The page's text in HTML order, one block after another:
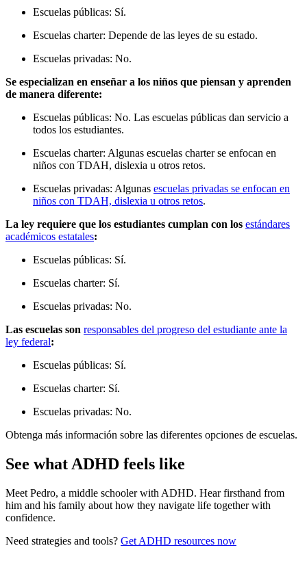
Escuelas públicas: Sí.
Escuelas charter: Depende de las leyes de su estado.
Escuelas privadas: No.
Se especializan en enseñar a los niños que piensan y aprenden
de manera diferente:
Escuelas públicas: No. Las escuelas públicas dan servicio a
todos los estudiantes.
Escuelas charter: Algunas escuelas charter se enfocan en
niños con TDAH, dislexia u otros retos.
Escuelas privadas: Algunas escuelas privadas se enfocan en
niños con TDAH, dislexia u otros retos.
La ley requiere que los estudiantes cumplan con los estándares
académicos estatales:
Escuelas públicas: Sí.
Escuelas charter: Sí.
Escuelas privadas: No.
Las escuelas son responsables del progreso del estudiante ante la
ley federal:
Escuelas públicas: Sí.
Escuelas charter: Sí.
Escuelas privadas: No.
Obtenga más información sobre las diferentes opciones de escuelas.
See what ADHD feels like
Meet Pedro, a middle schooler with ADHD. Hear firsthand from
him and his family about how they navigate life together with
confidence.
Need strategies and tools? Get ADHD resources now